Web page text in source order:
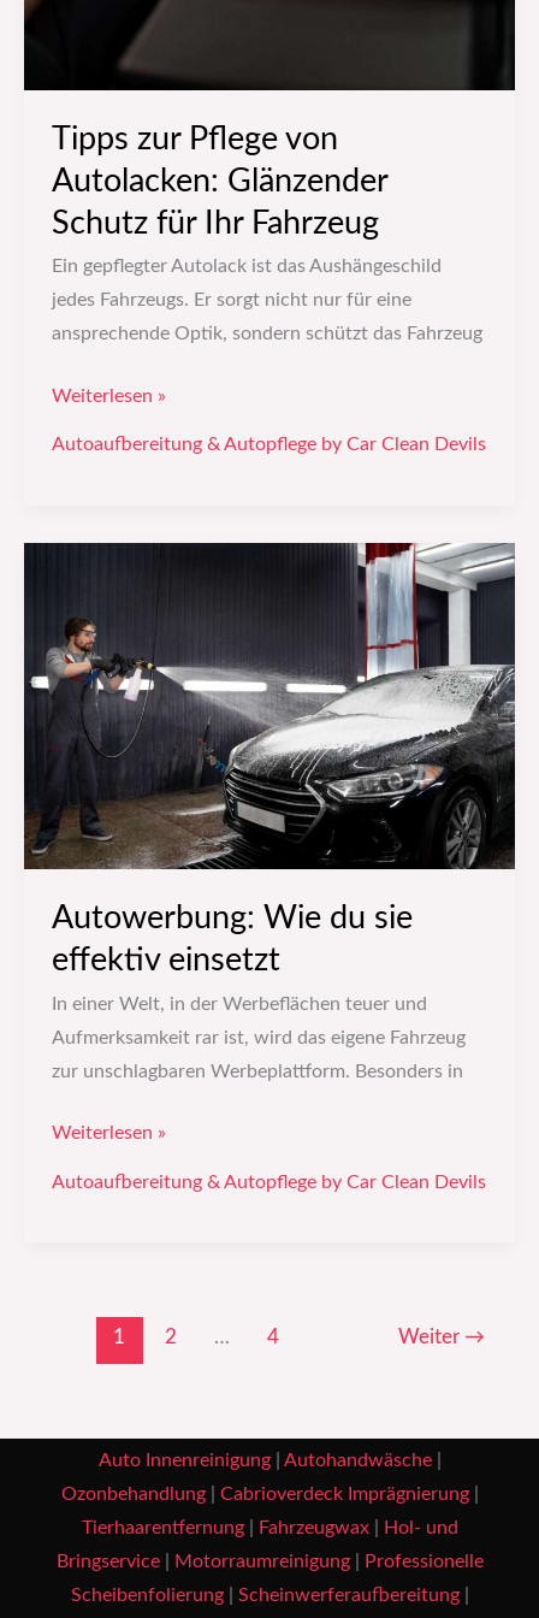
Tipps zur Pflege von
Autolacken: Glänzender
Schutz für Ihr Fahrzeug
Ein gepflegter Autolack ist das Aushängeschild
jedes Fahrzeugs. Er sorgt nicht nur für eine
ansprechende Optik, sondern schützt das Fahrzeug
Weiterlesen »
Autoaufbereitung & Autopflege by Car Clean Devils
Autowerbung: Wie du sie
effektiv einsetzt
In einer Welt, in der Werbeflächen teuer und
Aufmerksamkeit rar ist, wird das eigene Fahrzeug
zur unschlagbaren Werbeplattform. Besonders in
du
sie
effektiv
einsetzt
Weiterlesen »
Autoaufbereitung & Autopflege by Car Clean Devils
1 2 … 4 Weiter →
Auto Innenreinigung| Autohandwäsche|
Ozonbehandlung| Cabrioverdeck Imprägnierung|
Tierhaarentfernung| Fahrzeugwax|
Hol- und
Bringservice| Motorraumreinigung|
Professionelle
Scheibenfolierung| Scheinwerferaufbereitung|